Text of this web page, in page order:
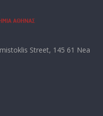
Street, 145 61 Nea